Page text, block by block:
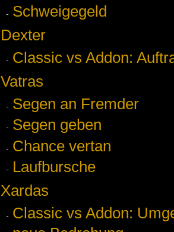
Schweigegeld
Dexter
Classic vs Addon:
Vatras
Segen an Fremder
Segen geben
Chance vertan
Laufbursche
Xardas
Classic vs Addon: